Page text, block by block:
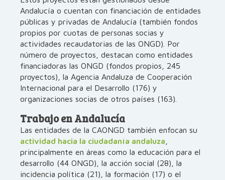
Andalucía o cuentan con financiación de entidades
públicas y privadas de Andalucía (también fondos
propios por cuotas de personas socias y
actividades recaudatorias de las ONGD). Por
número de proyectos, destacan como entidades
financiadoras las ONGD (fondos propios, 245
proyectos), la Agencia Andaluza de Cooperación
Internacional para el Desarrollo (176) y
organizaciones socias de otros países (163).
Trabajo en Andalucía
Las entidades de la CAONGD también enfocan su
actividad hacia la ciudadanía andaluza
principalmente en áreas como la educación para el
desarrollo (44 ONGD), la acción social (28), la
incidencia política (21), la formación (17) o el